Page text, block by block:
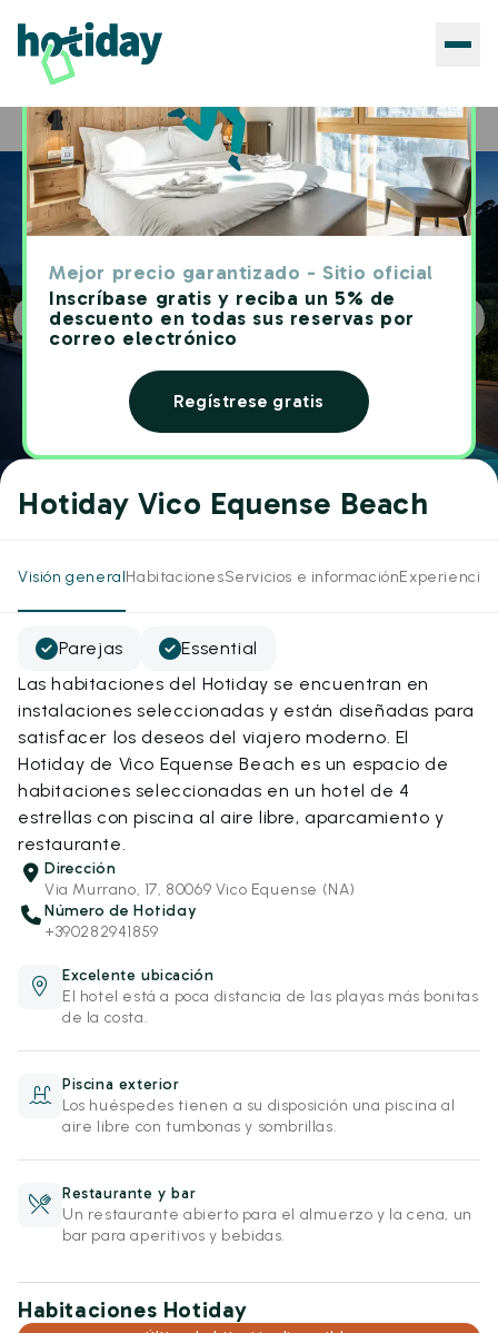
Mejor precio garantizado - Sitio oficial
Inscríbase gratis y reciba un 5% de
descuento en todas sus reservas por
correo electrónico
Regístrese gratis
Home Hoteles Hotiday Vico Equense Beach
Hotiday Vico Equense Beach
Visión generalHabitacionesServicios e informaciónExperiencias
Parejas
Essential
Las habitaciones del Hotiday se encuentran en
instalaciones seleccionadas y están diseñadas para
satisfacer los deseos del viajero moderno. El
Hotiday de Vico Equense Beach es un espacio de
habitaciones seleccionadas en un hotel de 4
estrellas con piscina al aire libre, aparcamiento y
restaurante.
Dirección
Via Murrano, 17, 80069 Vico Equense (NA)
Número de Hotiday
+390282941859
Excelente ubicación
El hotel está a poca distancia de las playas más bonitas
de la costa.
Piscina exterior
Los huéspedes tienen a su disposición una piscina al
aire libre con tumbonas y sombrillas.
Restaurante y bar
Un restaurante abierto para el almuerzo y la cena, un
bar para aperitivos y bebidas.
Habitaciones Hotiday